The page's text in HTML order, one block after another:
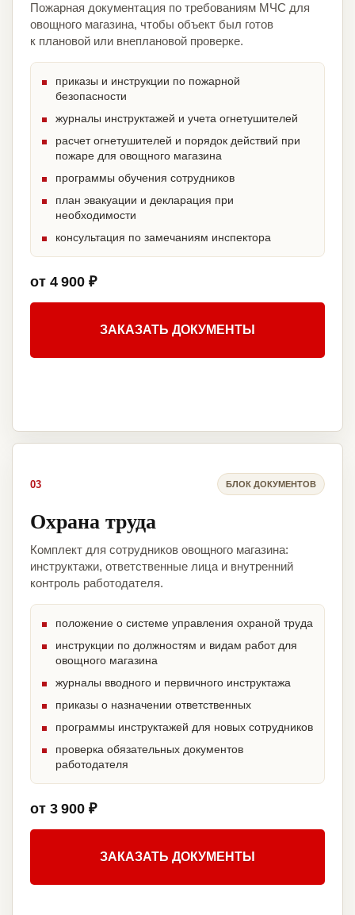
Пожарная документация по требованиям МЧС для
овощного магазина, чтобы объект был готов
к плановой или внеплановой проверке.
приказы и инструкции по пожарной
безопасности
журналы инструктажей и учета огнетушителей
расчет огнетушителей и порядок действий при
пожаре для овощного магазина
программы обучения сотрудников
план эвакуации и декларация при
необходимости
консультация по замечаниям инспектора
от 4 900 ₽
ЗАКАЗАТЬ ДОКУМЕНТЫ
03 БЛОК ДОКУМЕНТОВ
Охрана труда
Комплект для сотрудников овощного магазина:
инструктажи, ответственные лица и внутренний
контроль работодателя.
положение о системе управления охраной труда
инструкции по должностям и видам работ для
овощного магазина
журналы вводного и первичного инструктажа
приказы о назначении ответственных
программы инструктажей для новых сотрудников
проверка обязательных документов
работодателя
от 3 900 ₽
ЗАКАЗАТЬ ДОКУМЕНТЫ